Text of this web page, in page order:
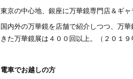
東京の中心地、銀座に万華鏡専門店＆ギャ
国内外の万華鏡を店舗で紹介しつつ、万
きた万華鏡展は４００回以上。（２０１
電車でお越しの方